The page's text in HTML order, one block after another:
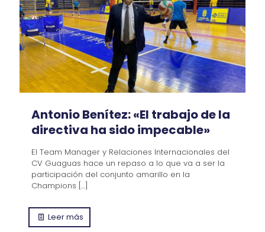
Antonio Benítez: «El trabajo de la
directiva ha sido impecable»
El Team Manager y Relaciones Internacionales del
CV Guaguas hace un repaso a lo que va a ser la
participación del conjunto amarillo en la
Champions […]
Leer más